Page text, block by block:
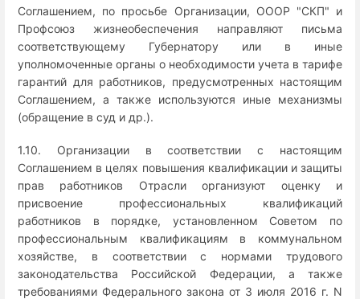
Соглашением, по просьбе Организации, ОООР "СКП" и
Профсоюз жизнеобеспечения направляют письма
соответствующему Губернатору или в иные
уполномоченные органы о необходимости учета в тарифе
гарантий для работников, предусмотренных настоящим
Соглашением, а также используются иные механизмы
(обращение в суд и др.).
1.10. Организации в соответствии с настоящим
Соглашением в целях повышения квалификации и защиты
прав работников Отрасли организуют оценку и
присвоение профессиональных квалификаций
работников в порядке, установленном Советом по
профессиональным квалификациям в коммунальном
хозяйстве, в соответствии с нормами трудового
законодательства Российской Федерации, а также
требованиями Федерального закона от 3 июля 2016 г. N